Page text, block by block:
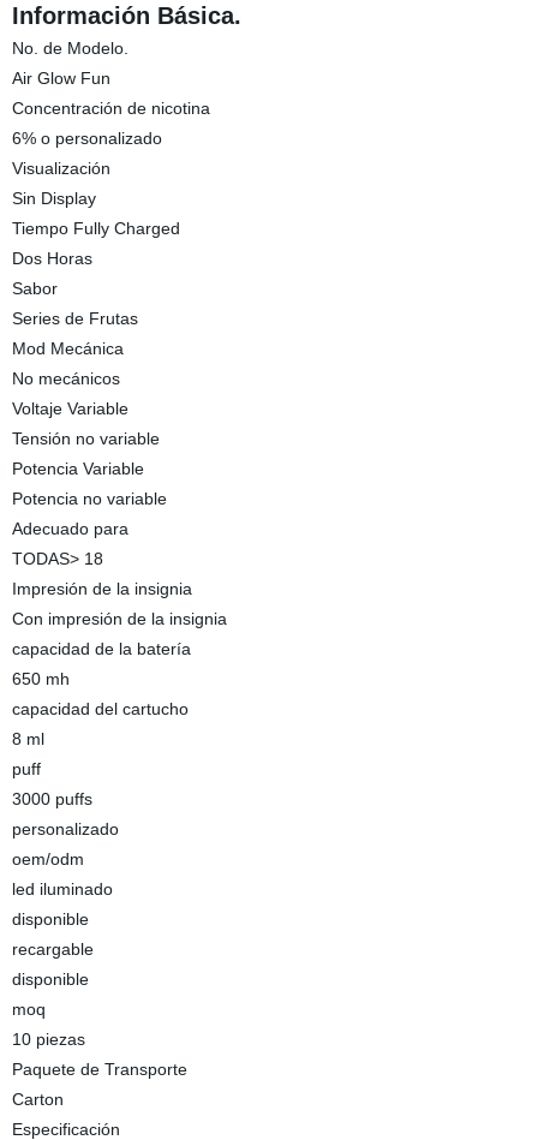
Información Básica.
No. de Modelo.
Air Glow Fun
Concentración de nicotina
6% o personalizado
Visualización
Sin Display
Tiempo Fully Charged
Dos Horas
Sabor
Series de Frutas
Mod Mecánica
No mecánicos
Voltaje Variable
Tensión no variable
Potencia Variable
Potencia no variable
Adecuado para
TODAS> 18
Impresión de la insignia
Con impresión de la insignia
capacidad de la batería
650 mh
capacidad del cartucho
8 ml
puff
3000 puffs
personalizado
oem/odm
led iluminado
disponible
recargable
disponible
moq
10 piezas
Paquete de Transporte
Carton
Especificación